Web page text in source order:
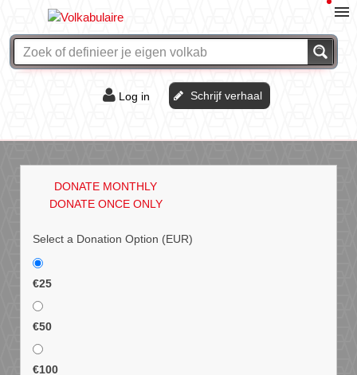
Log in Schrijf verhaal
DONATE MONTHLY
DONATE ONCE ONLY
Select a Donation Option (EUR)
€25
€50
€100